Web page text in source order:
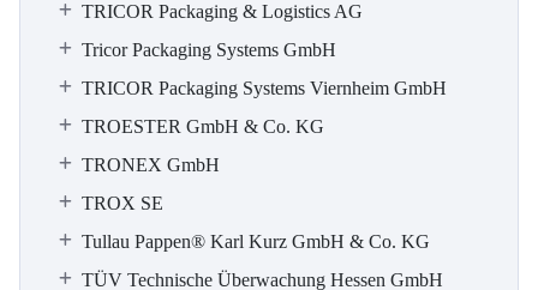
TRICOR Packaging & Logistics AG
Tricor Packaging Systems GmbH
TRICOR Packaging Systems Viernheim GmbH
TROESTER GmbH & Co. KG
TRONEX GmbH
TROX SE
Tullau Pappen® Karl Kurz GmbH & Co. KG
TÜV Technische Überwachung Hessen GmbH